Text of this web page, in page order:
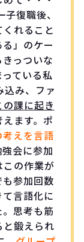
復職後、
れること
」のケー
っついな
ている私
込み、ファ
の課に起き
ます。ポ
考えを言語
会に参加
この作業が
参加回数
言語化に
思考も筋
鍛えられ